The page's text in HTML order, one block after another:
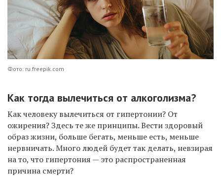
Фото: ru.freepik.com
Как тогда вылечиться от алкоголизма?
Как человеку вылечиться от гипертонии? От
ожирения? Здесь те же принципы. Вести здоровый
образ жизни, больше бегать, меньше есть, меньше
нервничать. Много людей будет так делать, невзирая
на то, что гипертония — это распространенная
причина смерти?